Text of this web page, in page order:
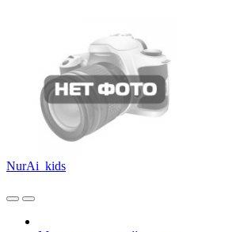
NurAi_kids